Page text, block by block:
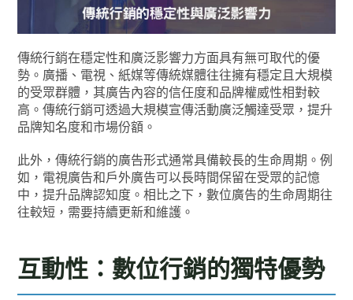
傳統行銷在穩定性和廣泛影響力方面具有無可取代的優
勢。廣播、電視、紙媒等傳統媒體往往擁有穩定且大規模
的受眾群體，其廣告內容的信任度和品牌權威性相對較
高。傳統行銷可透過大規模宣傳活動廣泛觸達受眾，提升
品牌知名度和市場份額。
此外，傳統行銷的廣告形式通常具備較長的生命周期。例
如，電視廣告和戶外廣告可以長時間保留在受眾的記憶
中，提升品牌認知度。相比之下，數位廣告的生命周期往
往較短，需要持續更新和維護。
互動性：數位行銷的獨特優勢